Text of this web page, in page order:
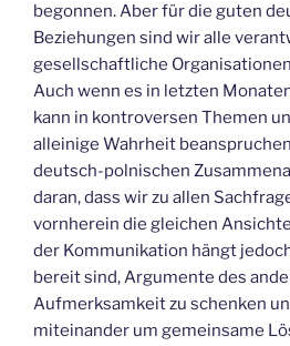
begonnen. Aber für die guten
Beziehungen sind wir alle
gesellschaftliche
Auch wenn es in letzten
kann in kontroversen Themen
alleinige Wahrheit
deutsch-polnischen
daran, dass wir zu allen
vornherein die gleichen
der Kommunikation hängt
bereit sind, Argumente des
Aufmerksamkeit zu schenken
miteinander um gemeinsame